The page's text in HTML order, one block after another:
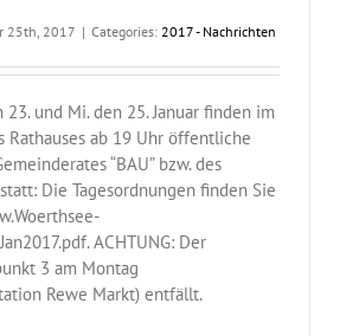
25th, 2017 | Categories: 2017 - Nachrichten
23. und Mi. den 25. Januar finden im
Rathauses ab 19 Uhr öffentliche
“BAU” bzw. des
Die Tagesordnungen finden Sie
ACHTUNG: Der
3 am Montag
Rewe Markt) entfällt.